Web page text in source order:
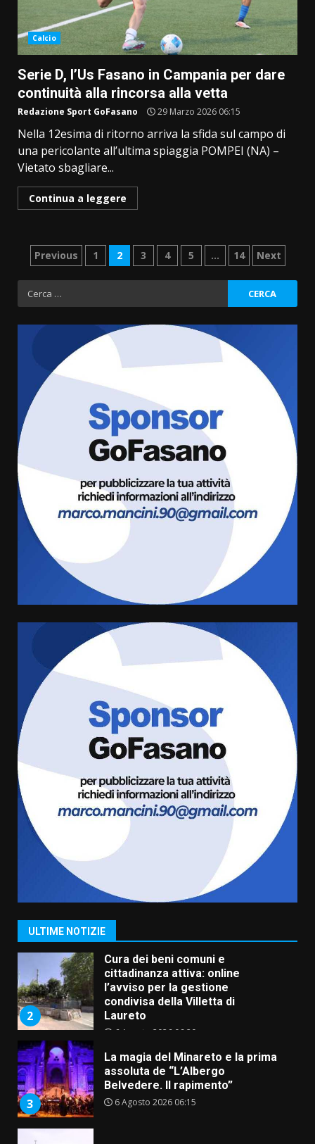
Calcio
Serie D, l’Us Fasano in Campania per dare
continuità alla rincorsa alla vetta
Redazione Sport GoFasano 29 Marzo 2026 06:15
Nella 12esima di ritorno arriva la sfida sul campo di
una pericolante all’ultima spiaggia POMPEI (NA) –
Vietato sbagliare...
Continua a leggere
Paginazione
degli
articoli
Previous 1 2 3 4 5 … 14 Next
Ricerca
per:
ULTIME NOTIZIE
3
La magia del Minareto e la prima
assoluta de “L’Albergo
6 Agosto 2026 06:15
Serie D, l’Us Fasano è escluso
dal campionato
5 Agosto 2026 17:30
Truffatori in azione nelle
frazioni fasanesi
al Prefetto: “Noi cittadini di
serie B”
5 Agosto 2026 06:15
A Savelletri torna la Sagra del
Pesce Spada: appuntamento a
sabato 8 agosto
5 Agosto 2026 06:10
Grazia Neglia, coordinatrice
cittadina di Fratelli d’Italia,
pronta a tornare in Consiglio
comunale
6 Agosto 2026 08:00
2
Cura dei beni comuni e
cittadinanza attiva: online
l’avviso per la gestione
Laureto
6 Agosto 2026 06:20
3
La magia del Minareto e la prima
assoluta de “L’Albergo
Belvedere. Il rapimento”
6 Agosto 2026 06:15
4
Serie D, l’Us Fasano è escluso
dal campionato
5 Agosto 2026 17:30